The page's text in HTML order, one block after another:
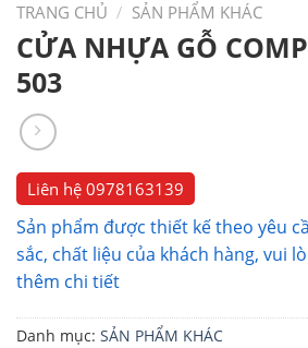
TRANG CHỦ / SẢN PHẨM KHÁC
CỬA NHỰA GỖ
503
Liên hệ 0978163139
Sản phẩm được thiết kế theo yêu
sắc, chất liệu của khách hàng, vui
thêm chi tiết
Danh mục: SẢN PHẨM KHÁC